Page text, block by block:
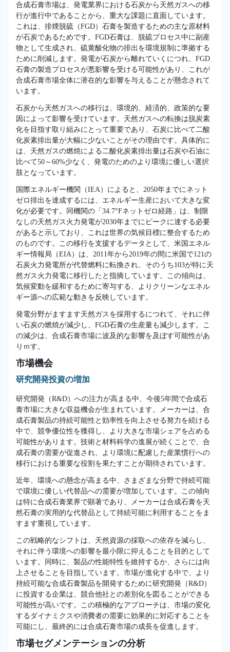
合成石膏市場は、発電業界における石炭から天然ガスへの移
行が進行中であることから、重大な課題に直面しています。
これは、排煙脱硫（FGD）石膏を製造するための主な原材料
が石炭であるためです。FGD石膏は、脱硫プロセス中に副産
物として生成され、硫黄酸化物の排出を環境規制に準拠する
ために削減します。発電が石炭から離れていくにつれ、FGD
石膏の製造プロセスが悪影響を受ける可能性があり、これが
合成石膏市場全体に潜在的な影響を与えることが懸念されて
います。
石炭から天然ガスへの移行は、環境的、経済的、政策的な要
因によって影響を受けています。天然ガスへの転換は脱炭素
化を目指す取り組みにとって重要であり、石炭に比べて二酸
化炭素排出量が大幅に少ないことがその理由です。具体的に
は、天然ガスの燃焼による二酸化炭素排出量は石炭や石油に
比べて50～60%少なく、発電のためのより環境に優しい選択
肢となっています。
国際エネルギー機関（IEA）によると、2050年までにネット
ゼロ排出を達成するには、エネルギー生産において大きな変
化が必要です。同機関の「34.7°Fネットゼロ経路」は、制限
なしの天然ガス火力発電が2030年までにピークに達する必要
があると示しており、これは世界の気候目標に整合するため
のものです。この移行を支援するデータとして、米国エネル
ギー情報局（EIA）は、2011年から2019年の間に米国で121の
石炭火力発電所が代替燃料に転換され、そのうち103が特に天
然ガス火力発電に移行したと指摘しています。この傾向は、
気候変動を緩和するために寄与する、よりクリーンなエネル
ギー源への広範な動きを反映しています。
発電分野がますます天然ガスを採用するにつれて、それに伴
い石炭の燃焼が減少し、FGD石膏の生産量も減少します。こ
の減少は、合成石膏市場に波及的な影響を及ぼす可能性があ
りｍす。
市場機会
研究開発投資の増加
研究開発（R&D）への注力が高まる中、今後5年間で合成石
膏市場に大きな収益機会が生まれています。メーカーは、合
成石膏製品の持続可能性と効率性を向上させる努力を続ける
中で、競争優位性を獲得し、より大きな市場シェアを占める
可能性があります。技術と材料科学の進展が続くことで、合
成石膏の需要が促進され、より環境に配慮した産業慣行への
移行における重要な役割を果たすことが期待されています。
近年、環境への懸念が高まる中、さまざまな分野で持続可能
で環境に優しい代替品への需要が増加しています。この傾向
は特に合成石膏業界で顕著であり、メーカーは合成石膏を天
然石膏の実用的な代替品として持続可能に利用することをま
すます重視しています。
この戦略的なシフトは、天然資源の採取への依存を減らし、
それに伴う環境への影響を最小限に抑えることを目的として
います。同時に、製品の性能特性を維持するか、さらには向
上させることを目指しています。市場が進化する中で、より
持続可能な合成石膏製品を開発するために研究開発（R&D）
に投資する企業は、競合他社との差別化を図ることができる
可能性が高いです。この積極的なアプローチは、市場の変化
するダイナミクスや消費者の需要に効果的に対応することを
可能にし、最終的には合成石膏市場の成長を促進します。
市場セグメンテーションの分析